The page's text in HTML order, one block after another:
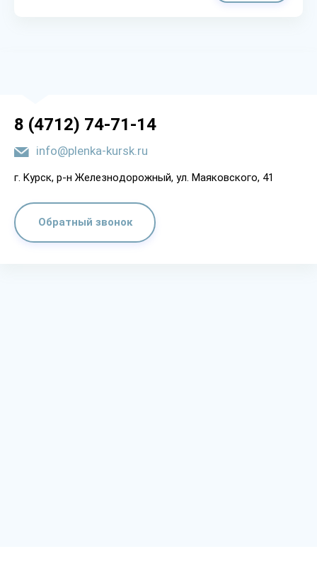
8 (4712) 74-71-14
info@plenka-kursk.ru
г. Kypcк, p-н Жeлeзнoдopoжный, yл. Мaякoвcкoгo, 41
Обратный звонок